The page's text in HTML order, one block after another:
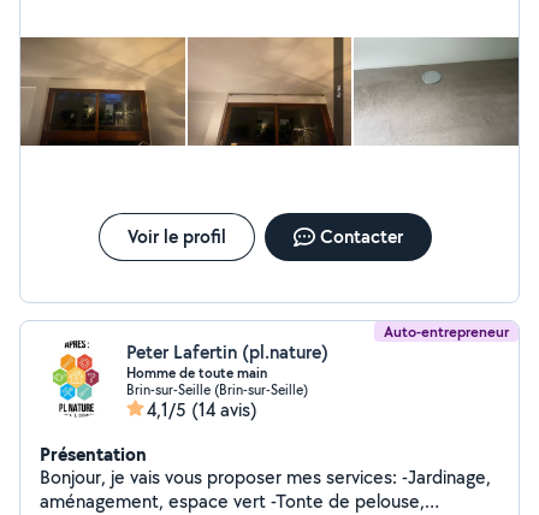
Voir le profil Contacter
Auto-entrepreneur
Peter Lafertin (pl.nature)
Homme de toute main
Brin-sur-Seille (Brin-sur-Seille)
4,1/5 (14 avis)
Présentation
Bonjour, je vais vous proposer mes services: -Jardinage,
aménagement, espace vert -Tonte de pelouse,